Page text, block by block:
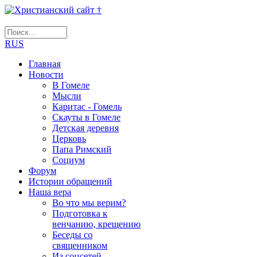
RUS
Главная
Новости
В Гомеле
Мысли
Каритас - Гомель
Скауты в Гомеле
Детская деревня
Церковь
Папа Римский
Социум
Форум
Истории обращений
Наша вера
Во что мы верим?
Подготовка к
венчанию, крещению
Беседы со
священником